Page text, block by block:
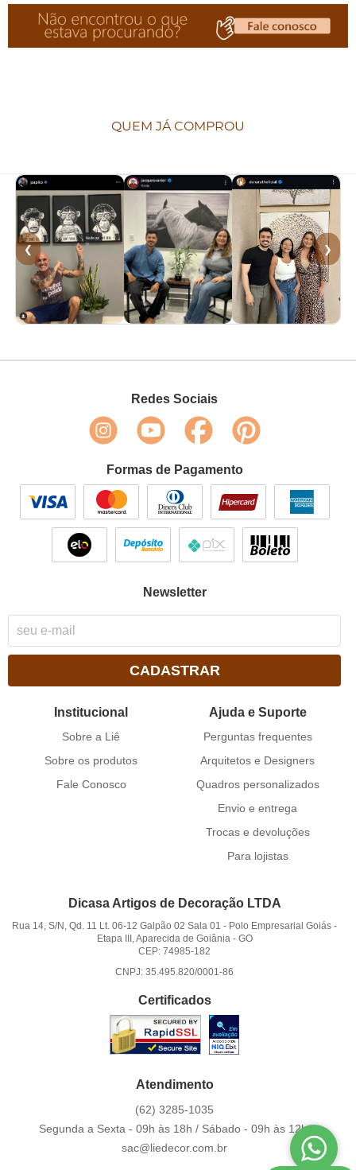
QUEM JÁ COMPROU
❮ ❯
Redes Sociais
Formas de Pagamento
Newsletter
CADASTRAR
Institucional
Sobre a Liê
Sobre os produtos
Fale Conosco
Ajuda e Suporte
Perguntas frequentes
Arquitetos e Designers
Quadros personalizados
Envio e entrega
Trocas e devoluções
Para lojistas
Dicasa Artigos de Decoração LTDA
Rua 14, S/N, Qd. 11 Lt. 06-12 Galpão 02 Sala 01 - Polo Empresarial Goiás -
Etapa III, Aparecida de Goiânia- GO
CEP: 74985-182
CNPJ: 35.495.820/0001-86
Certificados
Atendimento
(62) 3285-1035
Segunda a Sexta - 09h às 18h / Sábado - 09h às 12h.
sac@liedecor.com.br